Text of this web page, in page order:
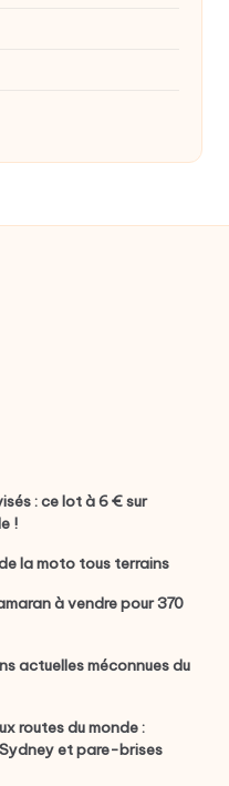
: ce lot à 6 € sur
!
la moto tous terrains
à vendre pour 370
actuelles méconnues du
routes du monde :
Sydney et pare-brises